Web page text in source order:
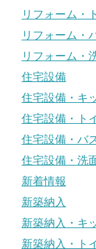
リフォーム・
リフォーム・
リフォーム・
住宅設備
住宅設備・キ
住宅設備・ト
住宅設備・バ
住宅設備・洗
新着情報
新築納入
新築納入・キ
新築納入・ト